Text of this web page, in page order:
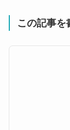
この記事を